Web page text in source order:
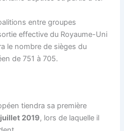
entre groupes
effective du Royaume-Uni
le nombre de sièges du
de 751 à 705.
tiendra sa première
2019, lors de laquelle il